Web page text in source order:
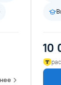
10